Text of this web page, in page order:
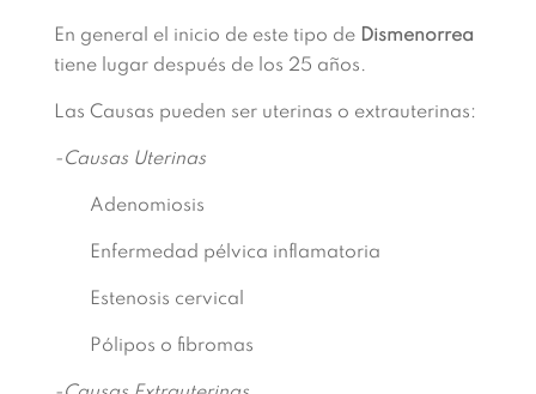
En general el inicio de este tipo de Dismenorrea
tiene lugar después de los 25 años.
Las Causas pueden ser uterinas o extrauterinas:
-Causas Uterinas
Adenomiosis
Enfermedad pélvica inflamatoria
Estenosis cervical
Pólipos o fibromas